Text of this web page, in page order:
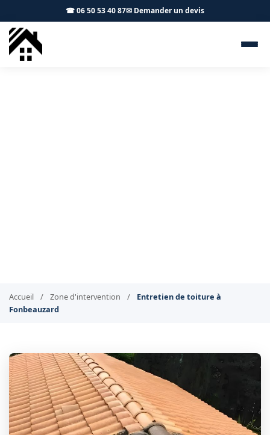
☎ 06 50 53 40 87✉ Demander un devis
Accueil / Zone d'intervention /
Entretien de toiture à
Fonbeauzard